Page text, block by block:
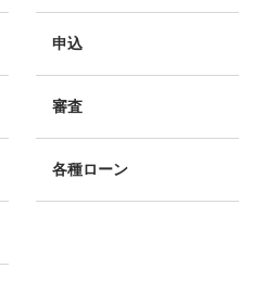
申込
審査
各種ローン